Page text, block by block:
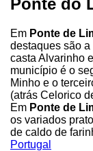
Ponte do
Em Ponte de
destaques são
casta Alvarinho
município é o
Minho e o
(atrás Celorico
Em Ponte de
os variados
de caldo de
Portugal